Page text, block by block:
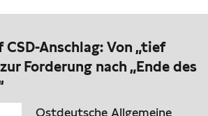
Anschlag: Von „tief
Forderung nach „Ende des
Ostdeutsche Allgemeine